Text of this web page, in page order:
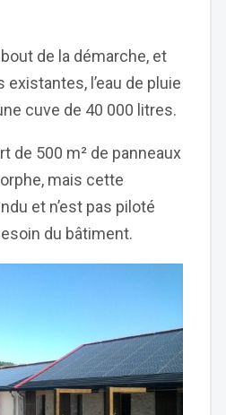
de la démarche, et
l’eau de pluie
cuve de 40 000 litres.
de 500 m² de panneaux
mais cette
et n’est pas piloté
du bâtiment.